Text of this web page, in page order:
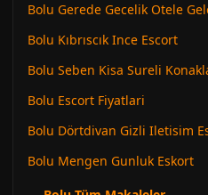
Bolu Gerede Gecelik Otele
Bolu Kıbrıscık Ince Escort
Bolu Seben Kisa Sureli
Bolu Escort Fiyatlari
Bolu Dörtdivan Gizli Iletisim
Bolu Mengen Gunluk Eskort